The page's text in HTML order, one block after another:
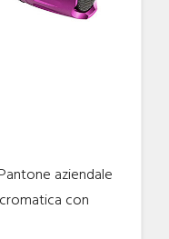
aziendale
con